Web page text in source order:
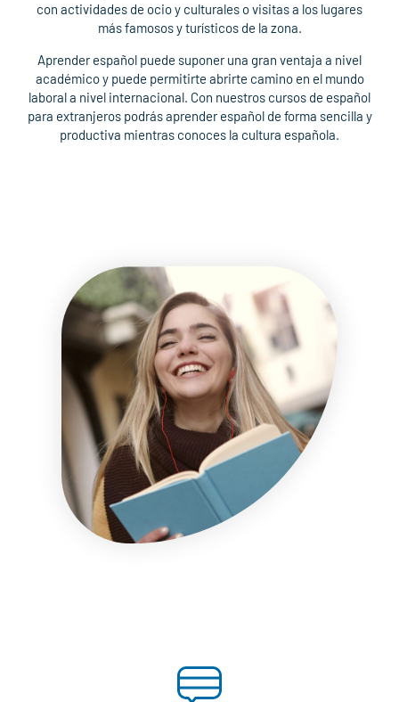
con actividades de ocio y culturales o visitas a los lugares
más famosos y turísticos de la zona.
Aprender español puede suponer una gran ventaja a nivel
académico y puede permitirte abrirte camino en el mundo
laboral a nivel internacional. Con nuestros cursos de español
para extranjeros podrás aprender español de forma sencilla y
productiva mientras conoces la cultura española.